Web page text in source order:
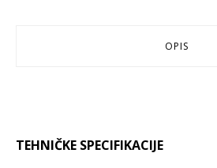
OPIS
TEHNIČKE SPECIFIKACIJE